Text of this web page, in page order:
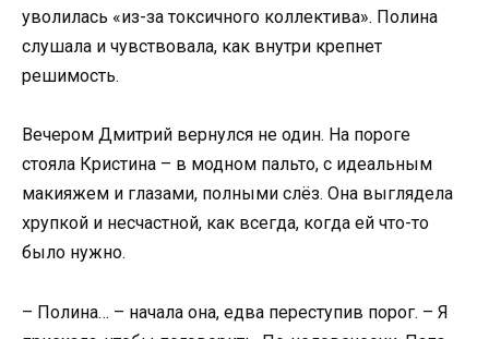
уволилась «из-за токсичного коллектива». Полина
слушала и чувствовала, как внутри крепнет
решимость.
Вечером Дмитрий вернулся не один. На пороге
стояла Кристина – в модном пальто, с идеальным
макияжем и глазами, полными слёз. Она выглядела
хрупкой и несчастной, как всегда, когда ей что-то
было нужно.
– Полина… – начала она, едва переступив порог. – Я